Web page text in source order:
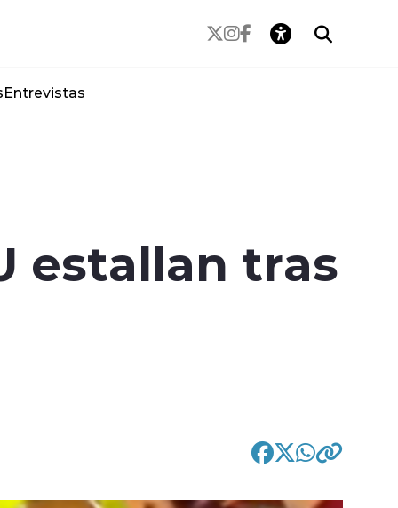
Entrevistas
estallan tras